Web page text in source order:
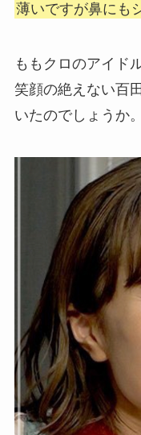
薄いですが鼻にも
ももクロのアイド
笑顔の絶えない百
いたのでしょうか。